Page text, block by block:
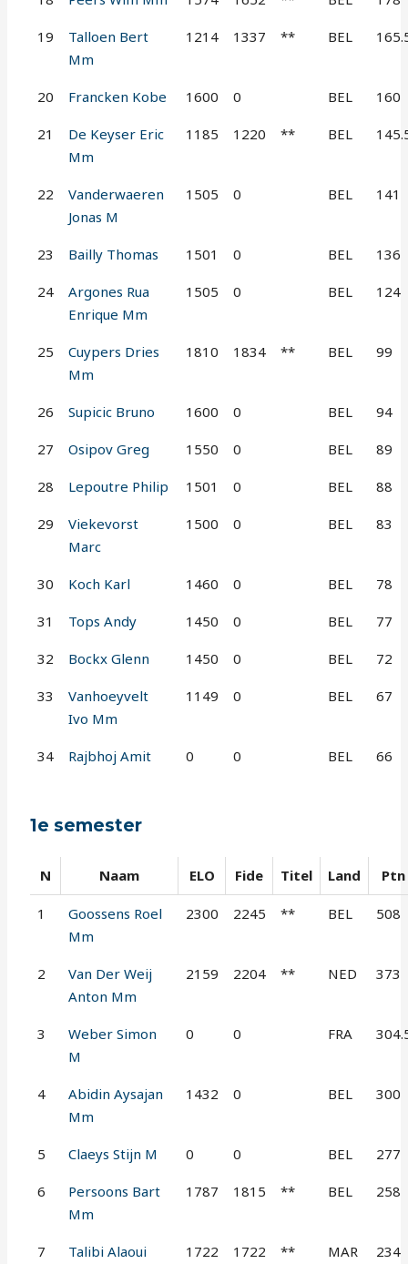
19
Talloen Bert
Mm
1214 1337 ** BEL
20 Francken Kobe 1600 0 BEL 160
21
De Keyser Eric
Mm
1185 1220 ** BEL
22
Vanderwaeren
Jonas M
1505 0 BEL 141
23 Bailly Thomas 1501 0 BEL 136
24
Argones Rua
Enrique Mm
1505 0 BEL 124
25
Cuypers Dries
Mm
1810 1834 ** BEL 99
26 Supicic Bruno 1600 0 BEL 94
27 Osipov Greg 1550 0 BEL 89
28 Lepoutre Philip 1501 0 BEL 88
29
Viekevorst
Marc
1500 0 BEL 83
30 Koch Karl 1460 0 BEL 78
31 Tops Andy 1450 0 BEL 77
32 Bockx Glenn 1450 0 BEL 72
33
Vanhoeyvelt
Ivo Mm
1149 0 BEL 67
34 Rajbhoj Amit 0 0 BEL 66
1e semester
N Naam ELO Fide Titel Land Ptn
1
Goossens Roel
Mm
2300 2245 ** BEL 508
2
Van Der Weij
Anton Mm
2159 2204 ** NED 373
3
Weber Simon
M
0 0 FRA
4
Abidin Aysajan
Mm
1432 0 BEL 300
5 Claeys Stijn M 0 0 BEL 277
6
Persoons Bart
Mm
1787 1815 ** BEL 258
7
Talibi Alaoui
1722 1722 ** MAR 234